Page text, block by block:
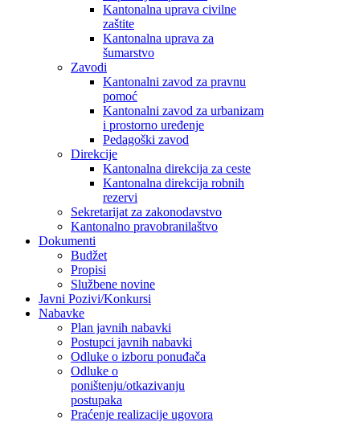
Kantonalna uprava civilne
zaštite
Kantonalna uprava za
šumarstvo
Zavodi
Kantonalni zavod za pravnu
pomoć
Kantonalni zavod za urbanizam
i prostorno uređenje
Pedagoški zavod
Direkcije
Kantonalna direkcija za ceste
Kantonalna direkcija robnih
rezervi
Sekretarijat za zakonodavstvo
Kantonalno pravobranilaštvo
Dokumenti
Budžet
Propisi
Službene novine
Javni Pozivi/Konkursi
Nabavke
Plan javnih nabavki
Postupci javnih nabavki
Odluke o izboru ponuđača
Odluke o
poništenju/otkazivanju
postupaka
Praćenje realizacije ugovora